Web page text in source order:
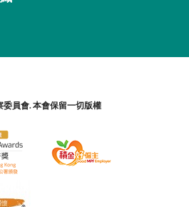
員會. 本會保留一切版權